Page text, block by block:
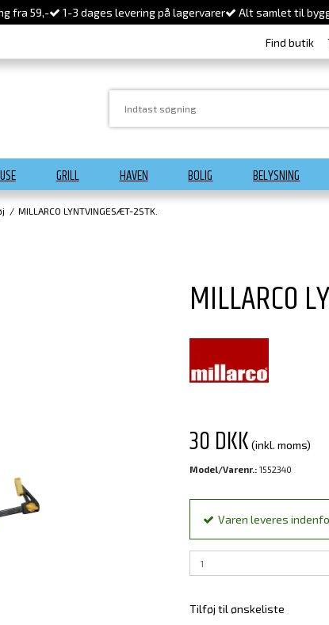
fra 59,- 1-3 dages levering på lagervarer Alt samlet til
Find butik
GRILL HAVEN BOLIG BELYSNING
/ MILLARCO LYNTVINGESÆT-2STK.
MILLARCO
30 DKK (inkl. moms)
Model/Varenr.: 1552340
Varen leveres
Tilføj til ønskeliste